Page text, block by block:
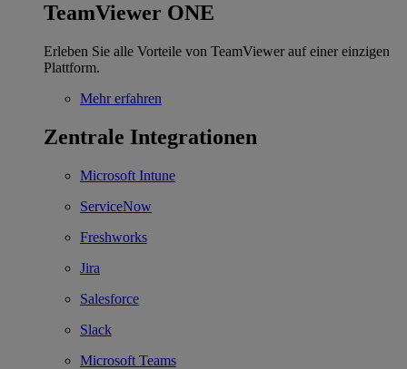
TeamViewer ONE
Erleben Sie alle Vorteile von TeamViewer auf einer einzigen
Plattform.
Mehr erfahren
Zentrale Integrationen
Microsoft Intune
ServiceNow
Freshworks
Jira
Salesforce
Slack
Microsoft Teams